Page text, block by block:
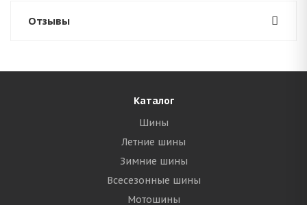
Отзывы
Каталог
Шины
Летние шины
Зимние шины
Всесезонные шины
Мотошины